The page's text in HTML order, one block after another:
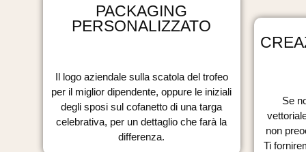
PACKAGING
PERSONALIZZATO
Il logo aziendale sulla scatola del trofeo
per il miglior dipendente, oppure le iniziali
degli sposi sul cofanetto di una targa
celebrativa, per un dettaglio che farà la
differenza.
Se
non
Ti